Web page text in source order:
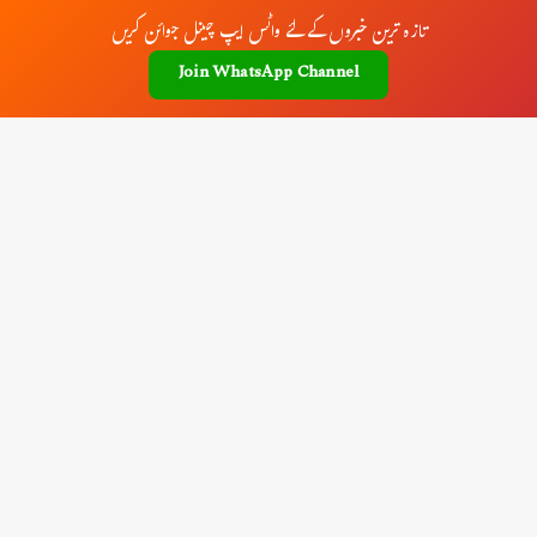
تازہ ترین خبروں کے لئے واٹس ایپ چینل جوائن کریں
Join WhatsApp Channel